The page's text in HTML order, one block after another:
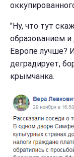
"Ну, что тут
образованием и
Европе лучше?
деградирует,
крымчанка.